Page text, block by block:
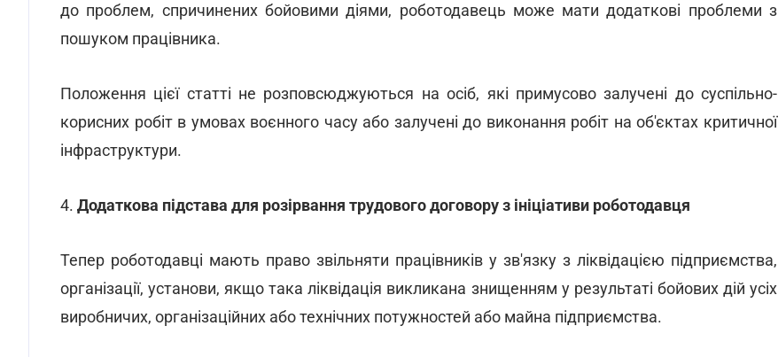
до проблем, спричинених бойовими діями, роботодавець може мати додаткові проблеми з
пошуком працівника.
Положення цієї статті не розповсюджуються на осіб, які примусово залучені до суспільно-
корисних робіт в умовах воєнного часу або залучені до виконання робіт на об'єктах критичної
інфраструктури.
4. Додаткова підстава для розірвання трудового договору з ініціативи роботодавця
Тепер роботодавці мають право звільняти працівників у зв'язку з ліквідацією підприємства,
організації, установи, якщо така ліквідація викликана знищенням у результаті бойових дій усіх
виробничих, організаційних або технічних потужностей або майна підприємства.